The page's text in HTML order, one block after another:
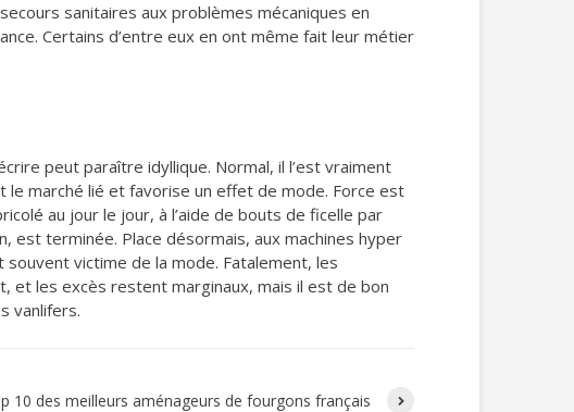
sanitaires aux problèmes mécaniques en
Certains d’entre eux en ont même fait leur métier
peut paraître idyllique. Normal, il l’est vraiment
marché lié et favorise un effet de mode. Force est
au jour le jour, à l’aide de bouts de ficelle par
est terminée. Place désormais, aux machines hyper
victime de la mode. Fatalement, les
et les excès restent marginaux, mais il est de bon
vanlifers.
10 des meilleurs aménageurs de fourgons français